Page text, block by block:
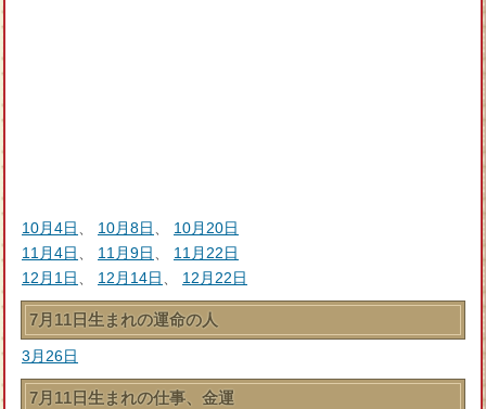
10月4日、 10月8日、 10月20日
11月4日、 11月9日、 11月22日
12月1日、 12月14日、 12月22日
7月11日生まれの運命の人
3月26日
7月11日生まれの仕事、金運